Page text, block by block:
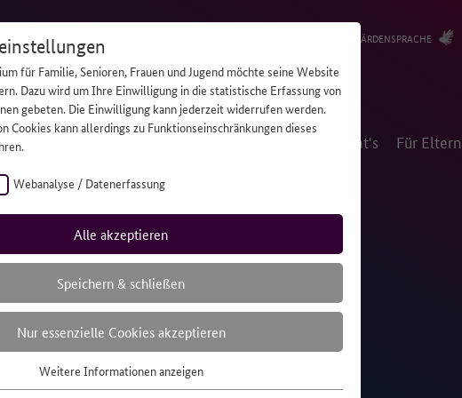
GEBÄRDENSPRACHE
Hilfe Darum geht's Für Eltern
braucht
Hilfe.
für Familie, Senioren, Frauen und Jugend möchte seine Website
Dazu wird um Ihre Einwilligung in die statistische Erfassung von
gebeten. Die Einwilligung kann jederzeit widerrufen werden.
Cookies kann allerdings zu Funktionseinschränkungen dieses
Webanalyse / Datenerfassung
Alle akzeptieren
Speichern & schließen
Nur essenzielle Cookies akzeptieren
Weitere Informationen anzeigen